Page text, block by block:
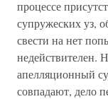
процессе
супружеских уз,
свести на нет
недействителен.
апелляционный
совпадают, дело